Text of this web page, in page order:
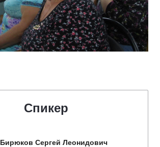
Спикер
Бирюков Сергей Леонидович